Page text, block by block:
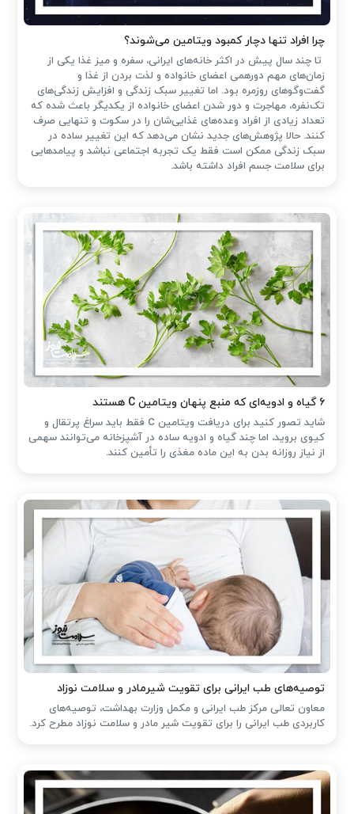
چرا افراد تنها دچار کمبود ویتامین می‌شوند؟
تا چند سال پیش در اکثر خانه‌های ایرانی، سفره و میز غذا یکی از
زمان‌های مهم دورهمی اعضای خانواده و لذت بردن از غذا و
گفت‌وگوهای روزمره بود. اما تغییر سبک زندگی و افزایش زندگی‌های
تک‌نفره، مهاجرت و دور شدن اعضای خانواده از یکدیگر باعث شده که
تعداد زیادی از افراد وعده‌های غذایی‌شان را در سکوت و تنهایی صرف
کنند. حالا پژوهش‌های جدید نشان می‌دهد که این تغییر ساده در
سبک زندگی ممکن است فقط یک تجربه اجتماعی نباشد و پیامدهایی
برای سلامت جسم افراد داشته باشد.
۶ گیاه و ادویه‌ای که منبع پنهان ویتامین C هستند
شاید تصور کنید برای دریافت ویتامین C فقط باید سراغ پرتقال و
کیوی بروید، اما چند گیاه و ادویه ساده در آشپزخانه می‌توانند سهمی
از نیاز روزانه بدن به این ماده مغذی را تأمین کنند.
توصیه‌های طب ایرانی برای تقویت شیرمادر و سلامت نوزاد
معاون تعالی مرکز طب ایرانی و مکمل وزارت بهداشت، توصیه‌های
کاربردی طب ایرانی را برای تقویت شیر مادر و سلامت نوزاد مطرح کرد.